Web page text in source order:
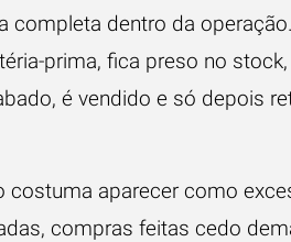
completa dentro da
prima, fica preso no
é vendido e só depois
costuma aparecer como
compras feitas cedo